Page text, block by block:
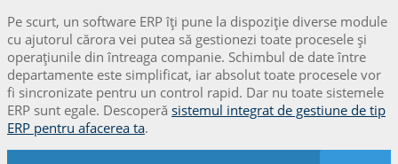
Pe scurt, un software ERP îți pune la dispoziție diverse module
cu ajutorul cărora vei putea să gestionezi toate procesele și
operațiunile din întreaga companie. Schimbul de date între
departamente este simplificat, iar absolut toate procesele vor
fi sincronizate pentru un control rapid. Dar nu toate sistemele
ERP sunt egale. Descoperă sistemul integrat de gestiune de tip
ERP pentru afacerea ta.